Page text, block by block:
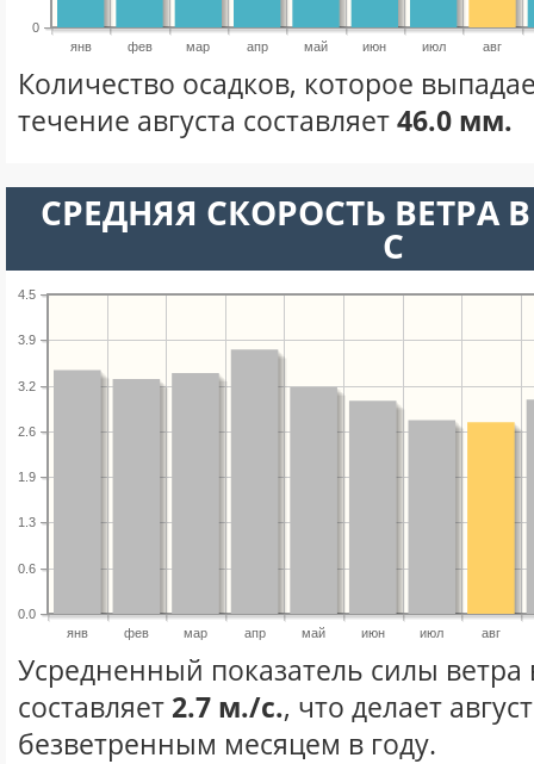
янв фев мар апр май июн июл авг
0
Количество осадков, которое
течение августа составляет46.0 мм.
СРЕДНЯЯ СКОРОСТЬ ВЕТРА
С
янв фев мар апр май июн июл авг
0.0
0.6
1.3
1.9
2.6
3.2
3.9
4.5
Усредненный показатель силы ветра
составляет 2.7 м./с., что делает
безветренным месяцем в году.